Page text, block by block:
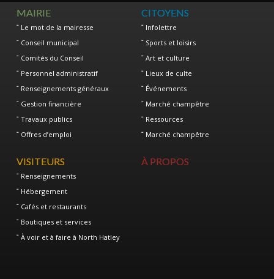
MAIRIE
Le mot de la mairesse
Conseil municipal
Comités du Conseil
Personnel administratif
Renseignements généraux
Gestion financière
Travaux publics
Offres d’emploi
CITOYENS
Infolettre
Sports et loisirs
Art et culture
Lieux de culte
Événements
Marché champêtre
Ressources
Marché champêtre
VISITEURS
Renseignements
Hébergement
Cafés et restaurants
Boutiques et services
À voir et à faire à North Hatley
À PROPOS